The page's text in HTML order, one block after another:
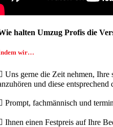
halten Umzug Profis die
wir…
Uns gerne die Zeit nehmen, Ihre
und diese entsprechend
Prompt, fachmännisch und
Ihnen einen Festpreis auf Ihre